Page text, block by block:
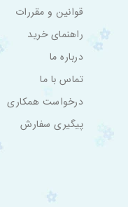
قوانین و مقررات
راهنمای خرید
درباره ما
تماس با ما
درخواست همکاری
پیگیری سفارش